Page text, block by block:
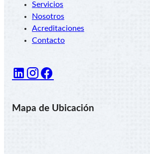
Servicios
Nosotros
Acreditaciones
Contacto
Mapa de Ubicación